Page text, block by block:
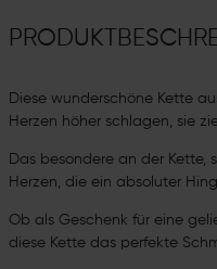
Diese wunderschöne Kette
Herzen höher schlagen, sie
Das besondere an der Kette,
Herzen, die ein absoluter
Ob als Geschenk für eine
diese Kette das perfekte